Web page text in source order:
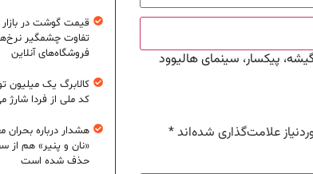
علامت‌گذاری شده‌اند*
قیمت گوشت در
تفاوت چشمگیر نرخ‌ها
فروشگاه‌های آنلاین
کالابرگ یک میلیون
کد ملی از فردا شارژ
هشدار درباره
«نان و پنیر» هم از
حذف شده است